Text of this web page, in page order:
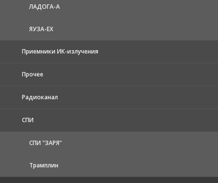
ЛАДОГА-А
ЯУЗА-ЕХ
Приемники ИК-излучения
Прочее
Радиоканал
СПИ
СПИ "ЗАРЯ"
Трамплин